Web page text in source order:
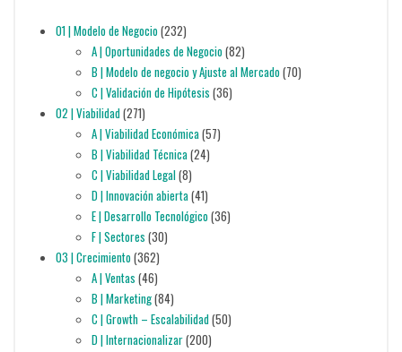
01 | Modelo de Negocio(232)
A | Oportunidades de Negocio(82)
B | Modelo de negocio y Ajuste al Mercado(70)
C | Validación de Hipótesis (36)
02 | Viabilidad(271)
A | Viabilidad Económica(57)
B | Viabilidad Técnica(24)
C | Viabilidad Legal(8)
D | Innovación abierta(41)
E | Desarrollo Tecnológico(36)
F | Sectores (30)
03 | Crecimiento(362)
A | Ventas (46)
B | Marketing(84)
C | Growth – Escalabilidad(50)
D | Internacionalizar(200)